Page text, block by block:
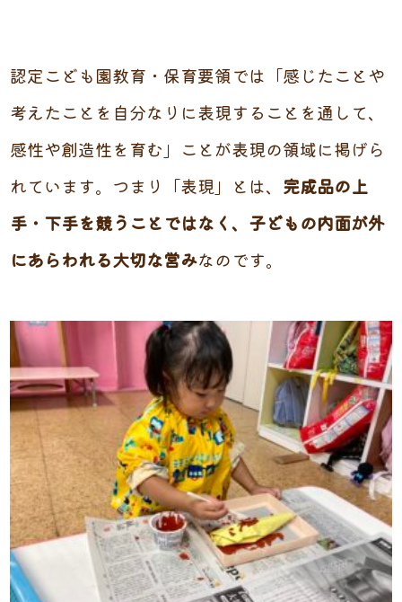
認定こども園教育・保育要領では「感じたことや
考えたことを自分なりに表現することを通して、
感性や創造性を育む」ことが表現の領域に掲げら
れています。つまり「表現」とは、 完成品の上
手・下手を競うことではなく、子どもの内面が外
にあらわれる大切な営みなのです。